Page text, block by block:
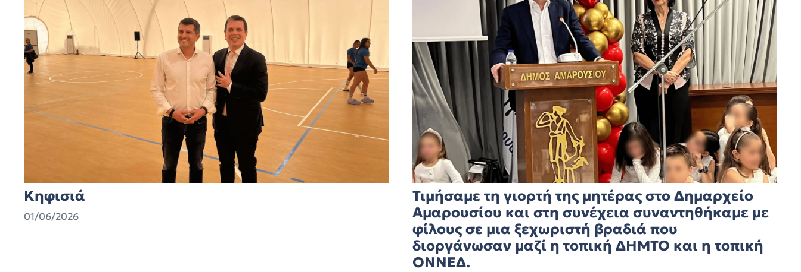
Κηφισιά
01/06/2026
Τιμήσαμε τη γιορτή της μητέρας στο Δημαρχείο
Αμαρουσίου και στη συνέχεια συναντηθήκαμε με
φίλους σε μια ξεχωριστή βραδιά που
διοργάνωσαν μαζί η τοπική ΔΗΜΤΟ και η τοπική
ΟΝΝΕΔ.